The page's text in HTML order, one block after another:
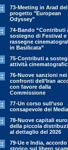
73-Meeting in Arad del
progetto "European
Odyssey"
74-Bando “Contributi
sostegno di Festival e
rassegne
in Basilicata”
75-Contributi a
attività
76-Nuove sanzioni nei
confronti dell’Iran
con favore dalla
Commissione
77-Un corso sull’uso
consapevole dei Media
78-Nuove capitali
della piccola
al dettaglio del 2026
79-Ue e India, accordo
storico sul libero